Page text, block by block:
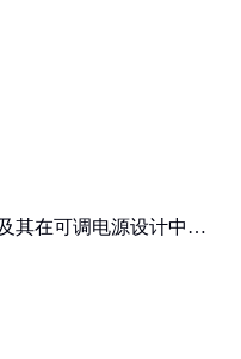
其在可调电源设计中的